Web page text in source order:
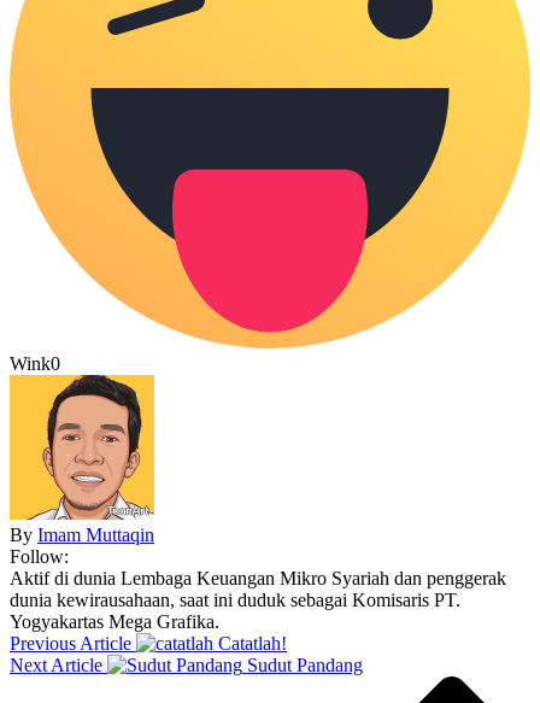
Wink0
By Imam Muttaqin
Follow:
Aktif di dunia Lembaga Keuangan Mikro Syariah dan penggerak
dunia kewirausahaan, saat ini duduk sebagai Komisaris PT.
Yogyakartas Mega Grafika.
Previous Article
Catatlah!
Next Article
Sudut Pandang